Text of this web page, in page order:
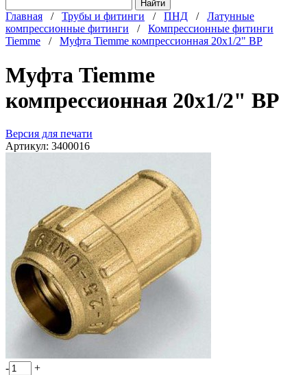
Главная / Трубы и фитинги / ПНД / Латунные
компрессионные фитинги / Компрессионные фитинги
Tiemme / Муфта Tiemme компрессионная 20x1/2" ВР
Муфта Tiemme
компрессионная 20x1/2" ВР
Версия для печати
Артикул: 3400016
-
+